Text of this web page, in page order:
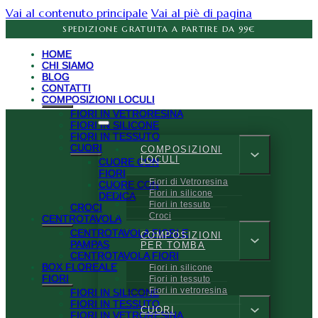
Vai al contenuto principale Vai al piè di pagina
SPEDIZIONE GRATUITA A PARTIRE DA 99€
HOME
CHI SIAMO
BLOG
CONTATTI
COMPOSIZIONI LOCULI
FIORI IN VETRORESINA
FIORI IN SILICONE
FIORI IN TESSUTO
CUORI
CUORE CON
FIORI
CUORE CON
DEDICA
CROCI
CENTROTAVOLA
CENTROTAVOLA FIORI E
PAMPAS
CENTROTAVOLA FIORI
BOX FLOREALE
FIORI
FIORI IN SILICONE
FIORI IN TESSUTO
FIORI IN VETRORESINA
COMPOSIZIONI
LOCULI
Fiori di Vetroresina
Fiori in silicone
Fiori in tessuto
Croci
COMPOSIZIONI
PER TOMBA
Fiori in silicone
Fiori in tessuto
Fiori in vetroresina
CUORI